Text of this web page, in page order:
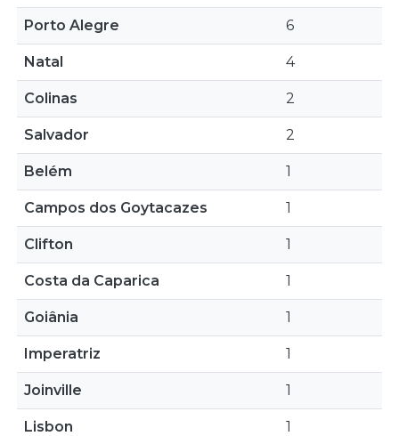
Porto Alegre 6
Natal 4
Colinas 2
Salvador 2
Belém 1
Campos dos Goytacazes 1
Clifton 1
Costa da Caparica 1
Goiânia 1
Imperatriz 1
Joinville 1
Lisbon 1